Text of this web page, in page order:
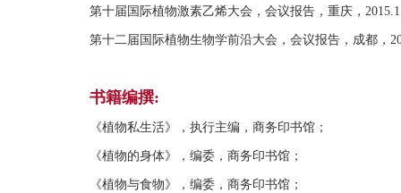
第十届国际植物激素乙烯大会，会议报告，重庆，
第十二届国际植物生物学前沿大会，会议报告，成都，
书籍编撰:
《植物私生活》，执行主编，商务印书馆；
《植物的身体》，编委，商务印书馆；
《植物与食物》，编委，商务印书馆；